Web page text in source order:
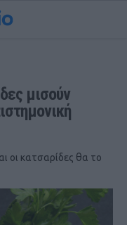
μισούν
οι κατσαρίδες θα το